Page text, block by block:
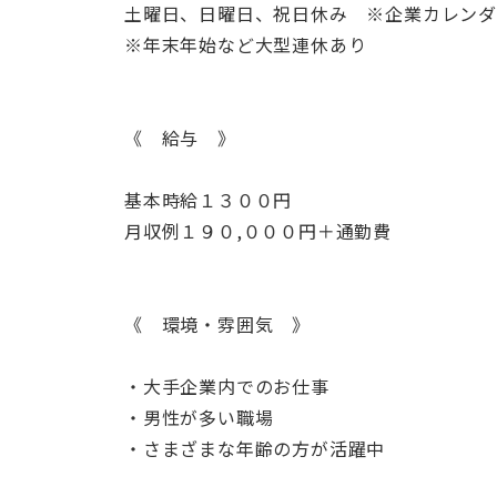
土曜日、日曜日、祝日休み ※企業カレン
※年末年始など大型連休あり
《 給与 》
基本時給１３００円
月収例１９０,０００円＋通勤費
《 環境・雰囲気 》
・大手企業内でのお仕事
・男性が多い職場
・さまざまな年齢の方が活躍中